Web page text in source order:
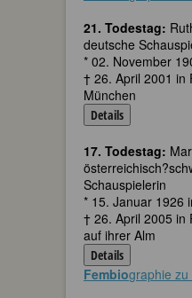
21. Todestag:
deutsche
* 02. November
† 26. April 2001 in
München
Details
17. Todestag:
Schauspielerin
* 15. Januar 1926
† 26. April 2005 in
auf ihrer Alm
Details
Fembiographie zu